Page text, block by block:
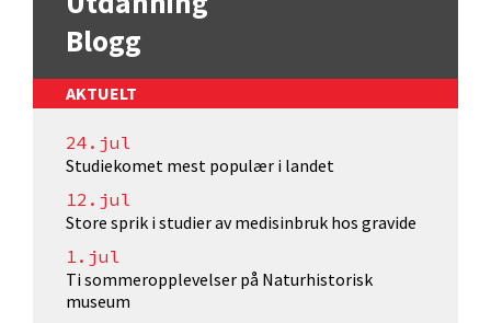
Blogg
AKTUELT
24.jul
Studiekomet mest populær i landet
12.jul
Store sprik i studier av medisinbruk hos gravide
1.jul
Ti sommeropplevelser på Naturhistorisk
museum